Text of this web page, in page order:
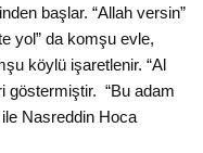
başlar. “Allah versin”
yol” da komşu evle,
köylü işaretlenir. “Al
göstermiştir. “Bu adam
ile Nasreddin Hoca